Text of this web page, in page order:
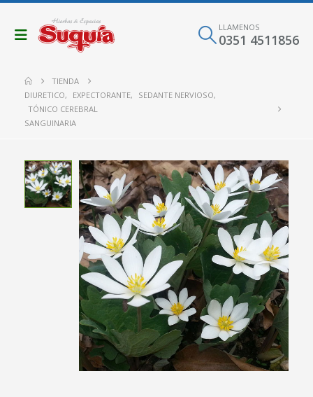
LLAMENOS
0351 4511856
TIENDA
DIURETICO, EXPECTORANTE, SEDANTE NERVIOSO,
TÓNICO CEREBRAL
SANGUINARIA